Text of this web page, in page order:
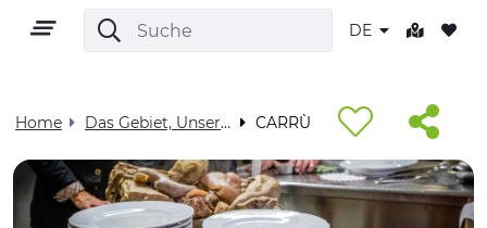
DE
DE
Home Das Gebiet, Unser Zuhause - Visit Cuneese CARRÙ